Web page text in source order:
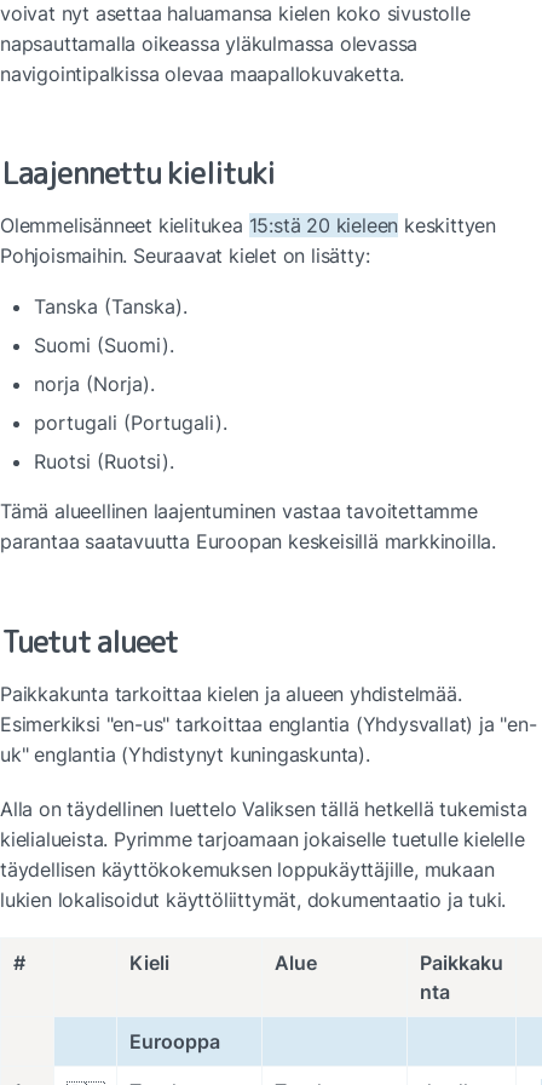
voivat nyt asettaa haluamansa kielen koko sivustolle
napsauttamalla oikeassa yläkulmassa olevassa
navigointipalkissa olevaa maapallokuvaketta.
Laajennettu kielituki
Olemmelisänneet kielitukea 15:stä 20 kieleen keskittyen
Pohjoismaihin. Seuraavat kielet on lisätty:
Tanska (Tanska).
Suomi (Suomi).
norja (Norja).
portugali (Portugali).
Ruotsi (Ruotsi).
Tämä alueellinen laajentuminen vastaa tavoitettamme
parantaa saatavuutta Euroopan keskeisillä markkinoilla.
Tuetut alueet
Paikkakunta tarkoittaa kielen ja alueen yhdistelmää.
Esimerkiksi "en-us" tarkoittaa englantia (Yhdysvallat) ja "en-
uk" englantia (Yhdistynyt kuningaskunta).
Alla on täydellinen luettelo Valiksen tällä hetkellä tukemista
kielialueista. Pyrimme tarjoamaan jokaiselle tuetulle kielelle
täydellisen käyttökokemuksen loppukäyttäjille, mukaan
lukien lokalisoidut käyttöliittymät, dokumentaatio ja tuki.
# Kieli Alue
Paikkaku
nta
Eurooppa